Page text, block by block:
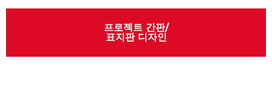
프로젝트 간판/
표지판 디자인